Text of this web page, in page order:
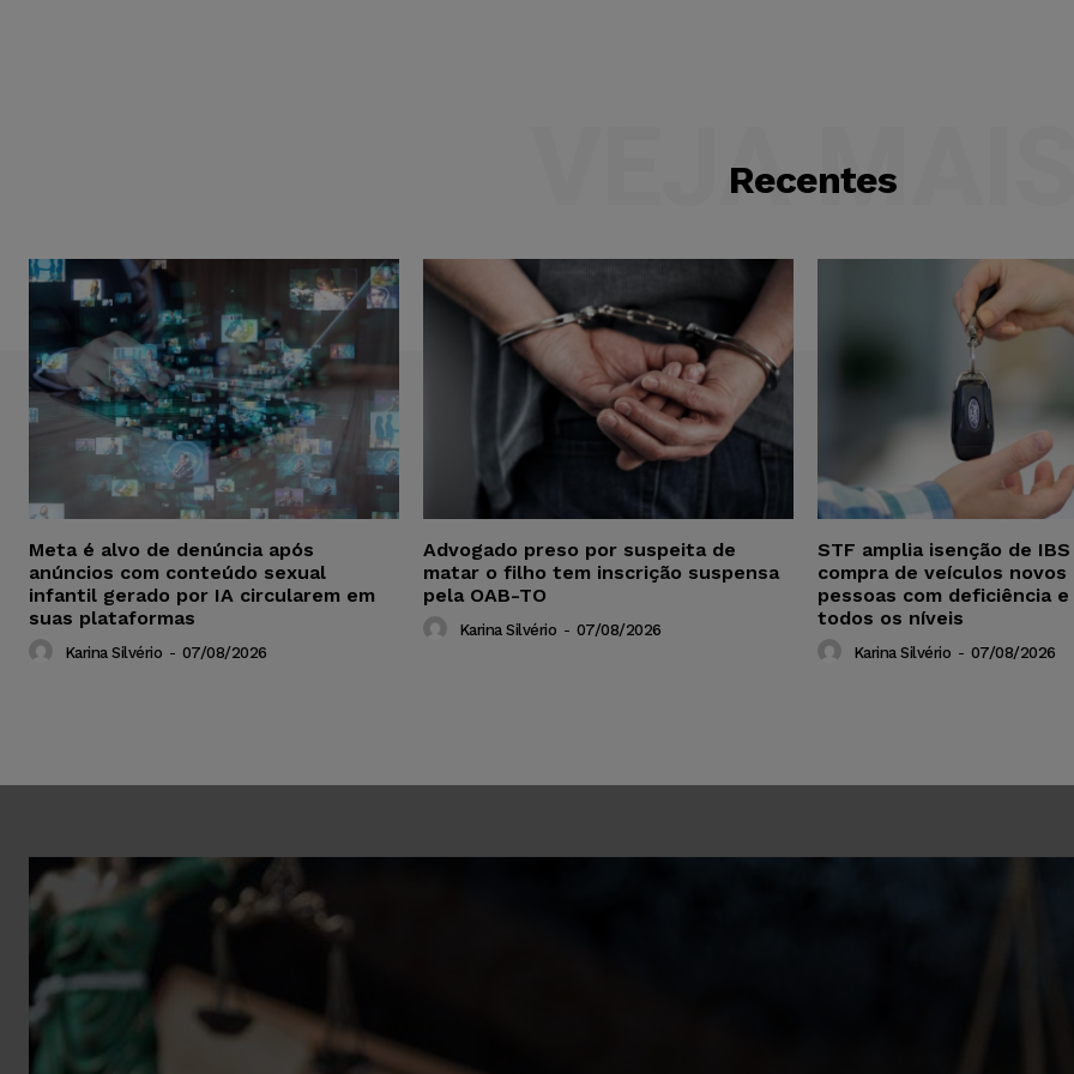
Recentes
VEJA
Meta é alvo de denúncia após
anúncios com conteúdo sexual
infantil gerado por IA circularem em
suas plataformas
Karina Silvério - 07/08/2026
Advogado preso por suspeita de
matar o filho tem inscrição suspensa
pela OAB-TO
Karina Silvério - 07/08/2026
STF amplia isenção de
compra de veículos novos
pessoas com deficiência
todos os níveis
Karina Silvério - 07/08/2026